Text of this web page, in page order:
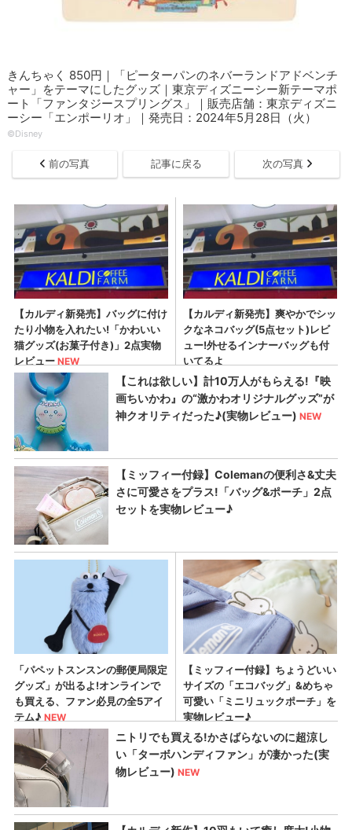
きんちゃく 850円｜「ピーターパンのネバーランドアドベンチ
ャー」をテーマにしたグッズ｜東京ディズニーシー新テーマポ
ート「ファンタジースプリングス」｜販売店舗：東京ディズニ
ーシー「エンポーリオ」｜発売日：2024年5月28日（火）
©Disney
前の写真 記事に戻る 次の写真